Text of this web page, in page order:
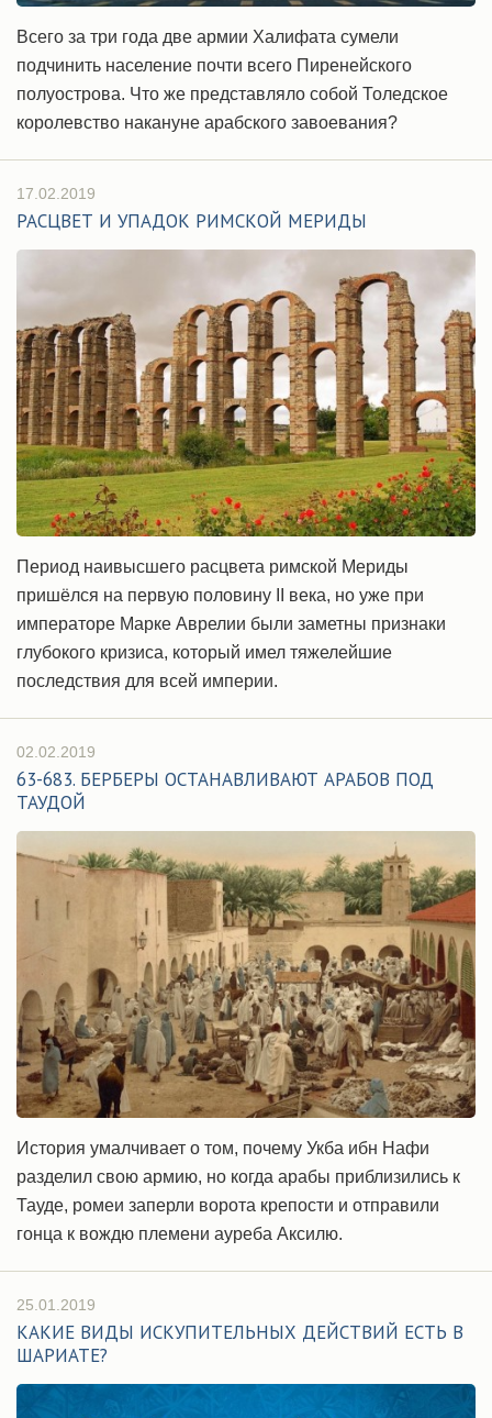
Всего за три года две армии Халифата сумели
подчинить население почти всего Пиренейского
полуострова. Что же представляло собой Толедское
королевство накануне арабского завоевания?
17.02.2019
РАСЦВЕТ И УПАДОК РИМСКОЙ МЕРИДЫ
Период наивысшего расцвета римской Мериды
пришёлся на первую половину II века, но уже при
императоре Марке Аврелии были заметны признаки
глубокого кризиса, который имел тяжелейшие
последствия для всей империи.
02.02.2019
63-683. БЕРБЕРЫ ОСТАНАВЛИВАЮТ АРАБОВ ПОД
ТАУДОЙ
История умалчивает о том, почему Укба ибн Нафи
разделил свою армию, но когда арабы приблизились к
Тауде, ромеи заперли ворота крепости и отправили
гонца к вождю племени ауреба Аксилю.
25.01.2019
КАКИЕ ВИДЫ ИСКУПИТЕЛЬНЫХ ДЕЙСТВИЙ ЕСТЬ В
ШАРИАТЕ?